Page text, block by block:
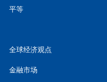
平等
全球经济观点
金融市场